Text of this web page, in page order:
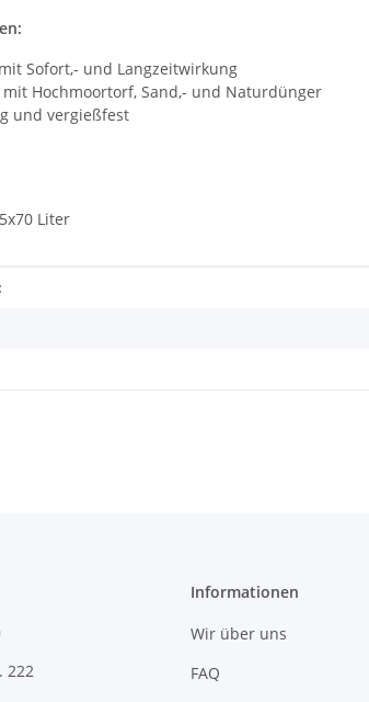
Sofort,- und Langzeitwirkung
Hochmoortorf, Sand,- und Naturdünger
und vergießfest
Liter
222
Informationen
Wir über uns
FAQ